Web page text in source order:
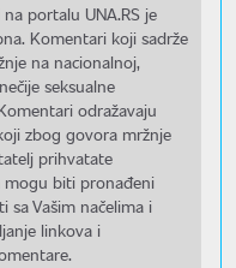
portalu UNA.RS je
Komentari koji sadrže
na nacionalnoj,
seksualne
odražavaju
zbog govora mržnje
prihvatate
biti pronađeni
Vašim načelima i
linkova i